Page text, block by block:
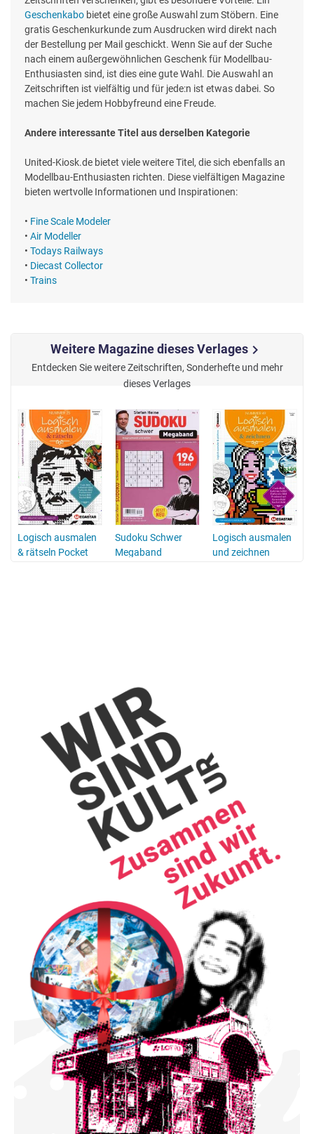
Geschenkabo bietet eine große Auswahl zum Stöbern. Eine
gratis Geschenkurkunde zum Ausdrucken wird direkt nach
der Bestellung per Mail geschickt. Wenn Sie auf der Suche
nach einem außergewöhnlichen Geschenk für Modellbau-
Enthusiasten sind, ist dies eine gute Wahl. Die Auswahl an
Zeitschriften ist vielfältig und für jede:n ist etwas dabei. So
machen Sie jedem Hobbyfreund eine Freude.
Andere interessante Titel aus derselben Kategorie
United-Kiosk.de bietet viele weitere Titel, die sich ebenfalls an
Modellbau-Enthusiasten richten. Diese vielfältigen Magazine
bieten wertvolle Informationen und Inspirationen:
• Fine Scale Modeler
• Air Modeller
• Todays Railways
• Diecast Collector
• Trains
Weitere Magazine dieses Verlageschevron_right
Entdecken Sie weitere Zeitschriften, Sonderhefte und mehr
dieses Verlages
Logisch ausmalen
& rätseln Pocket
Sudoku Schwer
Megaband
Logisch ausmalen
und zeichnen